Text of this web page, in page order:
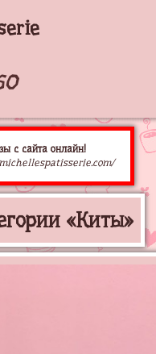
с сайта онлайн!
«Киты»